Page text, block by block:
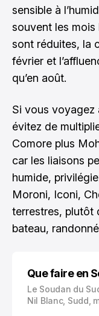
sensible à
souvent les mois
sont réduites, la
février et
qu’en août.
Si vous voyagez
évitez de
Comore plus
car les liaisons
humide,
Moroni, Iconi,
terrestres, plutôt
bateau,
Que faire en
Le Soudan du
Nil Blanc, Sudd,